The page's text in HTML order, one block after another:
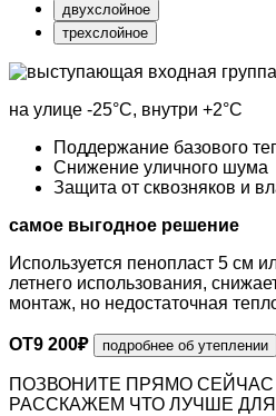
двухслойное
трехслойное
на улице -25°С, внутри +2°С
Поддержание базового
Снижение уличного шума
Защита от сквозняков и
самое выгодное решение
Используется пенопласт 5 см
летнего использования,
монтаж, но недостаточная
ОТ9 200₽ подробнее об утеплении
ПОЗВОНИТЕ ПРЯМО СЕЙЧАС
РАССКАЖЕМ ЧТО ЛУЧШЕ ДЛЯ